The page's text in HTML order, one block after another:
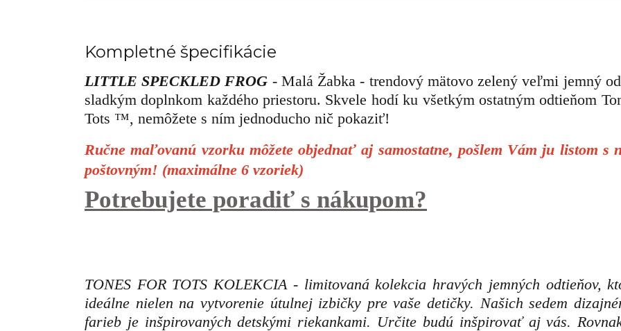
Kompletné špecifikácie
LITTLE SPECKLED FROG - Malá Žabka - trendový mätovo zelený veľmi jemný
sladkým doplnkom každého priestoru. Skvele hodí ku všetkým ostatným odtieňom
Tots ™, nemôžete s ním jednoducho nič pokaziť!
Ručne maľovanú vzorku môžete objednať aj samostatne, pošlem Vám ju listom s
poštovným! (maximálne 6 vzoriek)
Potrebujete poradiť s nákupom?
TONES FOR TOTS KOLEKCIA - limitovaná kolekcia hravých jemných odtieňov,
ideálne nielen na vytvorenie útulnej izbičky pre vaše detičky. Našich sedem
farieb je inšpirovaných detskými riekankami. Určite budú inšpirovať aj vás.